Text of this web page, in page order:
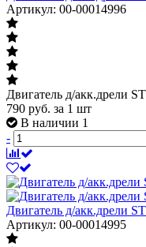
Артикул: 00-00014996
Двигатель д/акк.дрели
790 руб. за 1 шт
В наличии 1
-
Двигатель д/акк.дрели
Артикул: 00-00014995